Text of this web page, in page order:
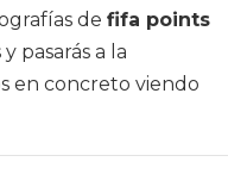
de fifa points
pasarás a la
en concreto viendo